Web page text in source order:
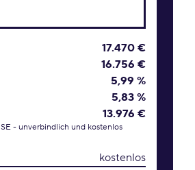
17.470 €
16.756 €
5,99 %
5,83 %
13.976 €
- unverbindlich und kostenlos
kostenlos